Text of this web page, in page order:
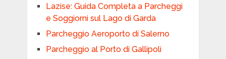
Lazise: Guida Completa a Parcheggi
e Soggiorni sul Lago di Garda
Parcheggio Aeroporto di Salerno
Parcheggio al Porto di Gallipoli